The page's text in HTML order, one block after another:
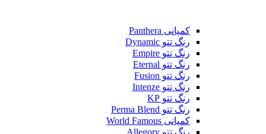
کمپانی Panthera
رنگ تتو Dynamic
رنگ تتو Empire
رنگ تتو Eternal
رنگ تتو Fusion
رنگ تتو Intenze
رنگ تتو KP
رنگ تتو Perma Blend
کمپانی World Famous
رنگ تتو Allegory